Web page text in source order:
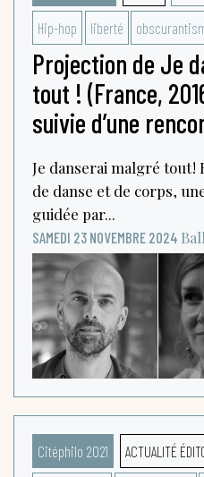
Hip-hop liberté
Projection de Je
tout ! (France,
suivie d’une
Je danserai malgré tout
de danse et de corps,
guidée par...
SAMEDI 23 NOVEMBRE 2024
Citéphilo 2021 ACTUALITÉ